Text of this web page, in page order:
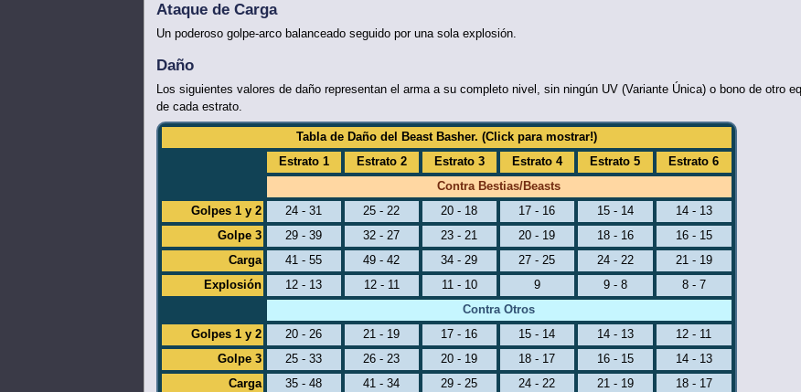
Ataque de Carga
Un poderoso golpe-arco balanceado seguido por una sola explosión.
Daño
Los siguientes valores de daño representan el arma a su completo nivel, sin ningún UV (Variante Única) o bono de otro
de cada estrato.
Tabla de Daño del Beast Basher. (Click para mostrar!)
Estrato 1
Estrato 2 Estrato 3 Estrato 4 Estrato 5
Estrato 6
Contra Bestias/Beasts
Golpes 1 y 2
24 - 31 25 - 22 20 - 18 17 - 16 15 - 14
14 - 13
Golpe 3
29 - 39 32 - 27 23 - 21 20 - 19 18 - 16
16 - 15
Carga
41 - 55 49 - 42 34 - 29 27 - 25 24 - 22
21 - 19
Explosión
12 - 13 12 - 11 11 - 10 9 9 - 8
8 - 7
Contra Otros
Golpes 1 y 2
20 - 26 21 - 19 17 - 16 15 - 14 14 - 13
12 - 11
Golpe 3
25 - 33 26 - 23 20 - 19 18 - 17 16 - 15
14 - 13
Carga
35 - 48 41 - 34 29 - 25 24 - 22 21 - 19
18 - 17